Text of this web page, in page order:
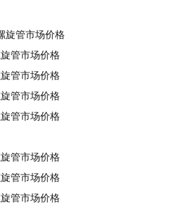
旋管市场价格
管市场价格
管市场价格
管市场价格
管市场价格
管市场价格
管市场价格
管市场价格